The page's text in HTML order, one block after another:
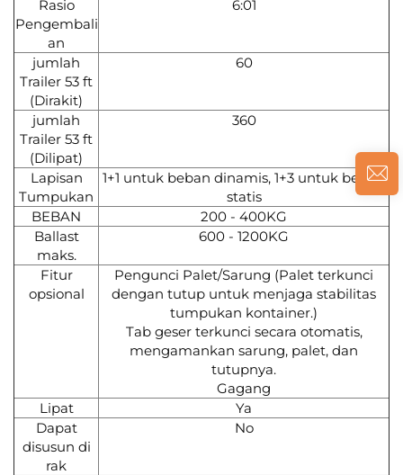
Rasio
Pengembali
an
6:01
jumlah
Trailer 53 ft
(Dirakit)
60
jumlah
Trailer 53 ft
(Dilipat)
360
Lapisan
Tumpukan
1+1 untuk beban dinamis, 1+3 untuk beban
statis
BEBAN
200 - 400KG
Ballast
maks.
600 - 1200KG
Fitur
opsional
Pengunci Palet/Sarung (Palet terkunci
dengan tutup untuk menjaga stabilitas
tumpukan kontainer.)
Tab geser terkunci secara otomatis,
mengamankan sarung, palet, dan
tutupnya.
Gagang
Lipat
Ya
Dapat
disusun di
rak
No